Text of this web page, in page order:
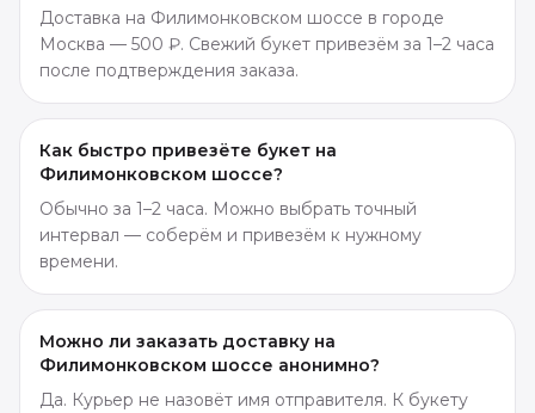
Доставка на Филимонковском шоссе в городе
Москва — 500 ₽. Свежий букет привезём за 1–2 часа
после подтверждения заказа.
Как быстро привезёте букет на
Филимонковском шоссе?
Обычно за 1–2 часа. Можно выбрать точный
интервал — соберём и привезём к нужному
времени.
Можно ли заказать доставку на
Филимонковском шоссе анонимно?
Да. Курьер не назовёт имя отправителя. К букету